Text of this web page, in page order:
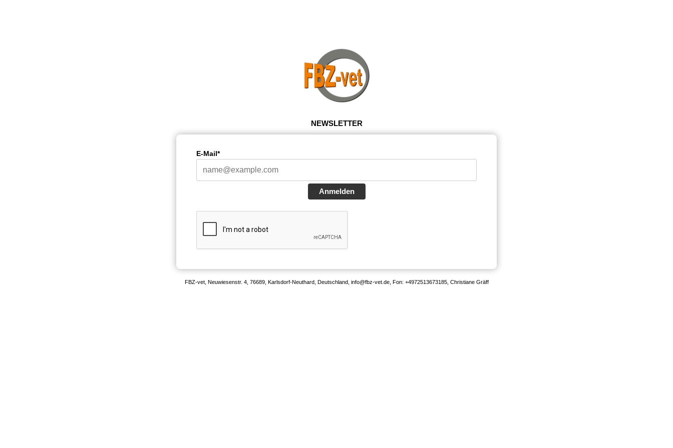
NEWSLETTER
E-Mail*
Anmelden
FBZ-vet, Neuwiesenstr. 4, 76689, Karlsdorf-Neuthard, Deutschland, info@fbz-vet.de, Fon: +4972513673185, Christiane Gräff